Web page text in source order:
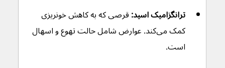
ترانگزامیک اسید: قرصی که به کاهش خونریزی
کمک می‌کند. عوارض شامل حالت تهوع و اسهال
است.